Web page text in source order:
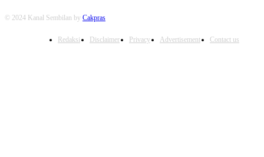
© 2024 Kanal Sembilan by Cakpras
Redaksi Disclaimer Privacy Advertisement Contact us